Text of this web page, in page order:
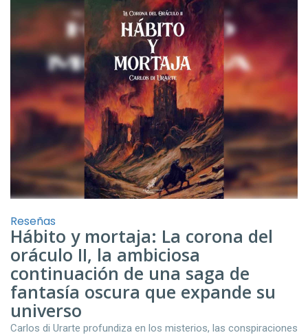
Reseñas
Hábito y mortaja: La corona del
oráculo II, la ambiciosa
continuación de una saga de
fantasía oscura que expande su
universo
Carlos di Urarte profundiza en los misterios, las conspiraciones